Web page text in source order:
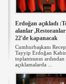
Erdoğan açıkladı
alanlar
22'de kapanacak
Cumhurbaşkanı Recep
Tayyip Erdoğan
toplantısının ardından
açıklamalarda ...